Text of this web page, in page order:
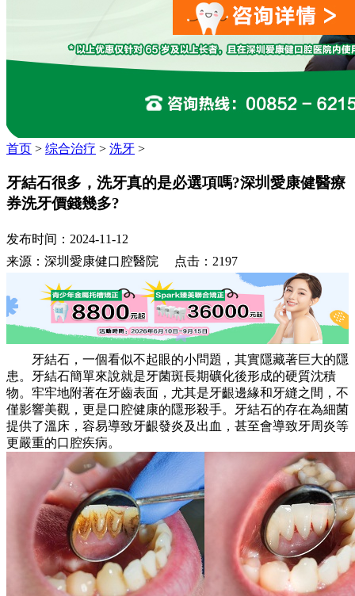
首页 > 综合治疗 > 洗牙 >
牙結石很多，洗牙真的是必選項嗎?深圳愛康健醫療
券洗牙價錢幾多?
发布时间：2024-11-12
来源：深圳愛康健口腔醫院 点击：2197
牙結石，一個看似不起眼的小問題，其實隱藏著巨大的隱
患。牙結石簡單來說就是牙菌斑長期礦化後形成的硬質沈積
物。牢牢地附著在牙齒表面，尤其是牙齦邊緣和牙縫之間，不
僅影響美觀，更是口腔健康的隱形殺手。牙結石的存在為細菌
提供了溫床，容易導致牙齦發炎及出血，甚至會導致牙周炎等
更嚴重的口腔疾病。